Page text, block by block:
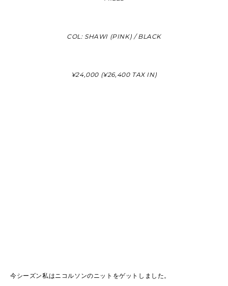
COL: SHAWI (PINK) / BLACK
¥24,000 (¥26,400 TAX IN)
今シーズン私はニコルソンのニットをゲットしました。